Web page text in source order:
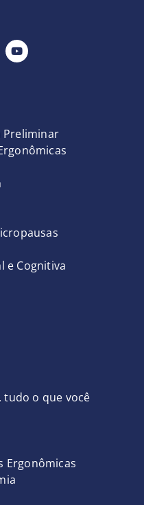
Y
o
u
Preliminar
e Cognitiva
tudo o que você
Ergonômicas